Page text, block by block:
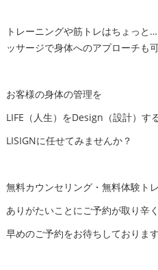
トレーニングや筋トレはちょっと
ッサージで身体へのアプローチも
お客様の身体の管理を
LIFE（人生）をDesign（設計）す
LISIGNに任せてみませんか？
無料カウンセリング・無料体験ト
ありがたいことにご予約が取り辛
早めのご予約をお待ちしております